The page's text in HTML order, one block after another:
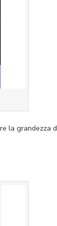
la grandezza